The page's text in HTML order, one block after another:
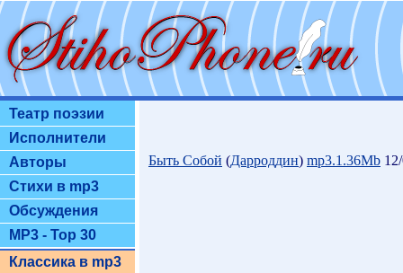
Театр поэзии
Исполнители
Авторы
Стихи в mp3
Обсуждения
MP3 - Top 30
Классика в mp3
Быть Собой (Дарроддин) mp3.1.36Mb